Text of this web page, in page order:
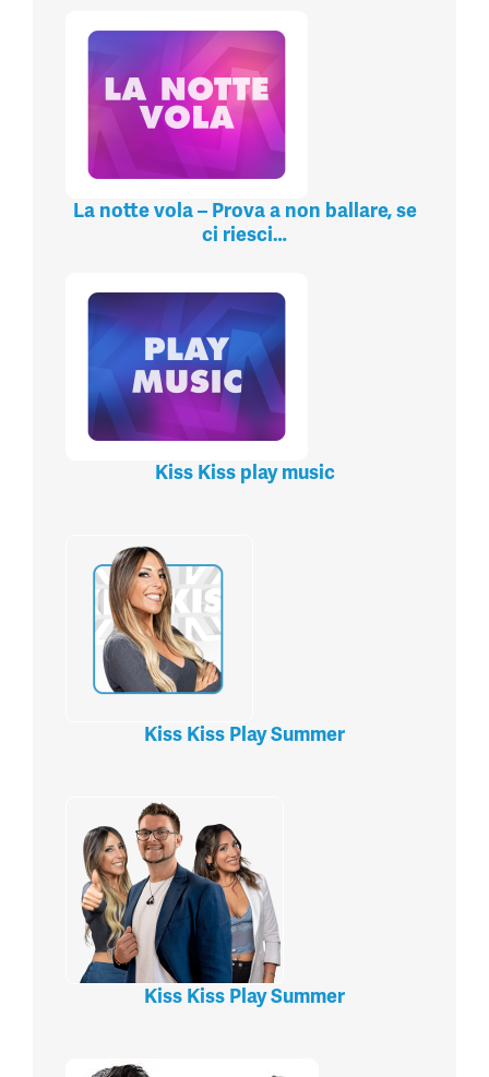
La notte vola – Prova a non ballare, se
ci riesci…
Kiss Kiss play music
Kiss Kiss Play Summer
Kiss Kiss Play Summer